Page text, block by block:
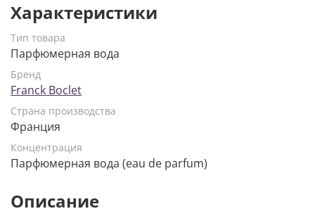
Характеристики
Тип товара
Парфюмерная вода
Бренд
Franck Boclet
Страна производства
Франция
Концентрация
Парфюмерная вода (eau de parfum)
Описание